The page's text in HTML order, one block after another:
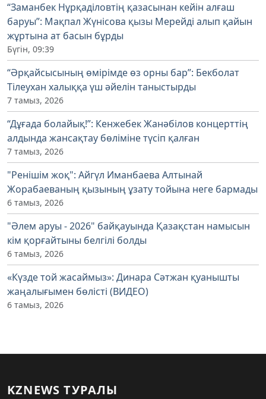
“Заманбек Нұрқаділовтің қазасынан кейін алғаш
баруы”: Мақпал Жүнісова қызы Мерейді алып қайын
жұртына ат басын бұрды
Бүгін, 09:39
“Әрқайсысының өмірімде өз орны бар”: Бекболат
Тілеухан халыққа үш әйелін таныстырды
7 тамыз, 2026
“Дұғада болайық!”: Кенжебек Жанәбілов концерттің
алдында жансақтау бөліміне түсіп қалған
7 тамыз, 2026
"Ренішім жоқ": Айгүл Иманбаева Алтынай
Жорабаеваның қызының ұзату тойына неге бармады
6 тамыз, 2026
"Әлем аруы - 2026" байқауында Қазақстан намысын
кім қорғайтыны белгілі болды
6 тамыз, 2026
«Күзде той жасаймыз»: Динара Сәтжан қуанышты
жаңалығымен бөлісті (ВИДЕО)
6 тамыз, 2026
KZNEWS ТУРАЛЫ